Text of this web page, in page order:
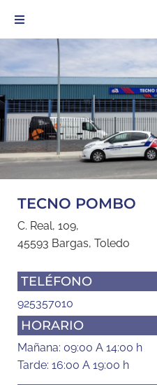
TECNO POMBO
C. Real, 109,
45593 Bargas, Toledo
TELÉFONO
925357010
HORARIO
Mañana: 09:00 A 14:00 h
Tarde: 16:00 A 19:00 h